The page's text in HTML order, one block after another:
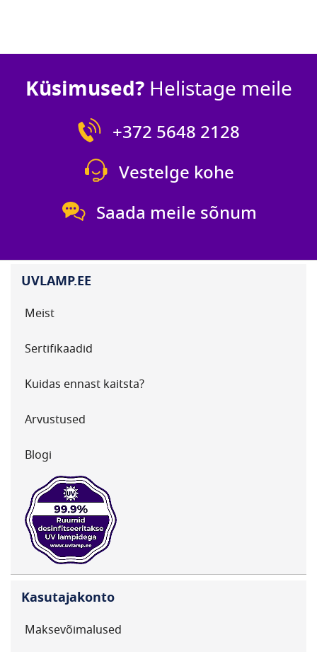
Küsimused?Helistage meile
+372 5648 2128
Vestelge kohe
Saada meile sõnum
UVLAMP.EE
Meist
Sertifikaadid
Kuidas ennast kaitsta?
Arvustused
Blogi
Kasutajakonto
Maksevõimalused